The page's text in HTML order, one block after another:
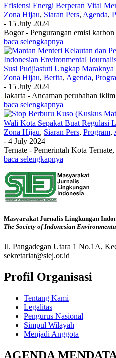
Efisiensi Energi Berperan Vital
Zona Hijau, Siaran Pers, Agenda,
- 15 July 2024
Bogor - Pengurangan emisi
baca selengkapnya
Susi Pudjiastuti Ungkap
Zona Hijau, Berita, Agenda,
- 15 July 2024
Jakarta - Ancaman perubahan
baca selengkapnya
Wali Kota Sepakat Buat Regulasi
Zona Hijau, Siaran Pers, Program,
- 4 July 2024
Ternate - Pemerintah Kota
baca selengkapnya
Masyarakat Jurnalis Lingkungan
The Society of Indonesian
Jl. Pangadegan Utara 1 No.1A,
sekretariat@siej.or.id
Profil Organisasi
Tentang Kami
Legalitas
Pengurus Nasional
Simpul Wilayah
Menjadi Anggota